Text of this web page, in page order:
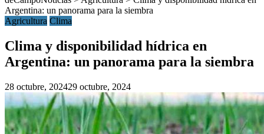
Argentina: un panorama para la siembra
Agricultura Clima
Clima y disponibilidad hídrica en
Argentina: un panorama para la siembra
28 octubre, 202429 octubre, 2024